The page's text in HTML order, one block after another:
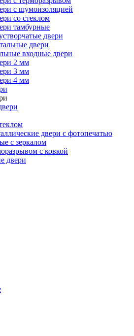
с шумоизоляцией
со стеклом
тамбурные
двери
двери
входные двери
2 мм
3 мм
4 мм
двери с фотопечатью
с зеркалом
с ковкой
двери